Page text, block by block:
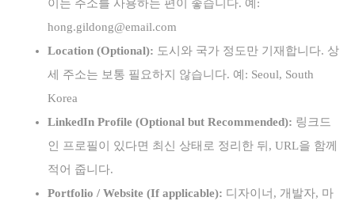
이는 주소를 사용하는 편이 좋습니다. 예:
hong.gildong@email.com
Location (Optional): 도시와 국가 정도만 기재합니다. 상
세 주소는 보통 필요하지 않습니다. 예: Seoul, South
Korea
LinkedIn Profile (Optional but Recommended): 링크드
인 프로필이 있다면 최신 상태로 정리한 뒤, URL을 함께
적어 줍니다.
Portfolio / Website (If applicable): 디자이너, 개발자, 마